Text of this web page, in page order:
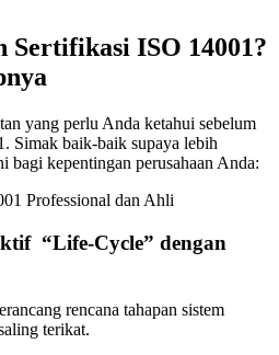
Sertifikasi ISO 14001?
yang perlu Anda ketahui sebelum
Simak baik-baik supaya lebih
bagi kepentingan perusahaan Anda:
“Life-Cycle” dengan
rencana tahapan sistem
terikat.